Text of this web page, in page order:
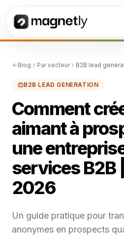
Blog Par secteur B2B lead
B2B LEAD GENERATION
Comment
aimant à
une
services B2B
2026
Un guide pratique pour
anonymes en prospects